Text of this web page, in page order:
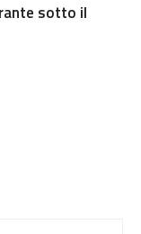
sotto il